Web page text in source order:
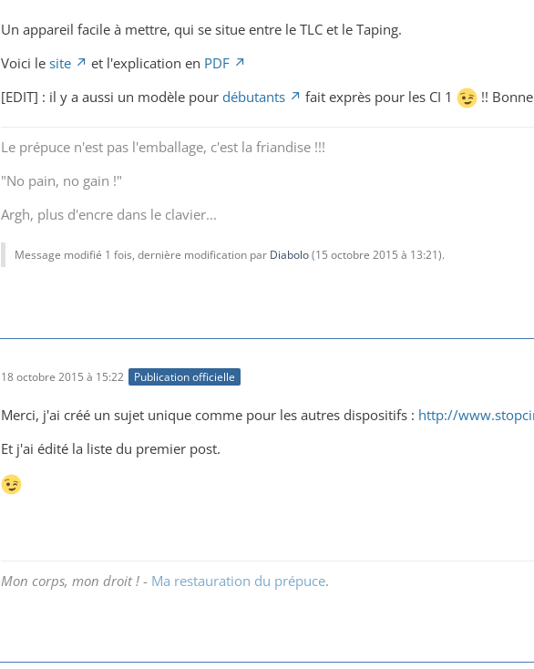
Un appareil facile à mettre, qui se situe entre le TLC et le Taping.
Voici le site et l'explication en PDF
[EDIT] : il y a aussi un modèle pour débutants fait exprès pour les CI 1 !!
Le prépuce n'est pas l'emballage, c'est la friandise !!!
"No pain, no gain !"
Argh, plus d'encre dans le clavier...
Message modifié 1 fois, dernière modification par Diabolo(15 octobre 2015 à 13:21).
18 octobre 2015 à 15:22 Publication officielle
Merci, j'ai créé un sujet unique comme pour les autres dispositifs : http://
Et j'ai édité la liste du premier post.
Mon corps, mon droit ! - Ma restauration du prépuce.